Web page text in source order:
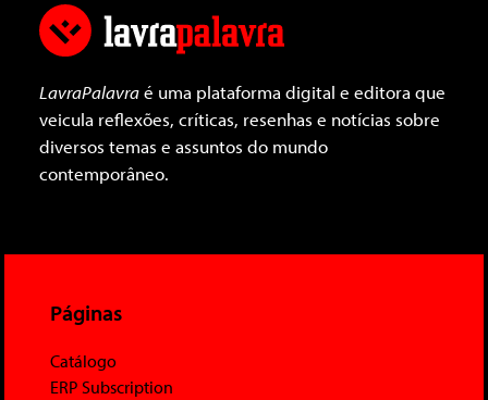
LavraPalavraé uma plataforma digital e editora que
veicula reflexões, críticas, resenhas e notícias sobre
diversos temas e assuntos do mundo
contemporâneo.
Páginas
Catálogo
ERP Subscription